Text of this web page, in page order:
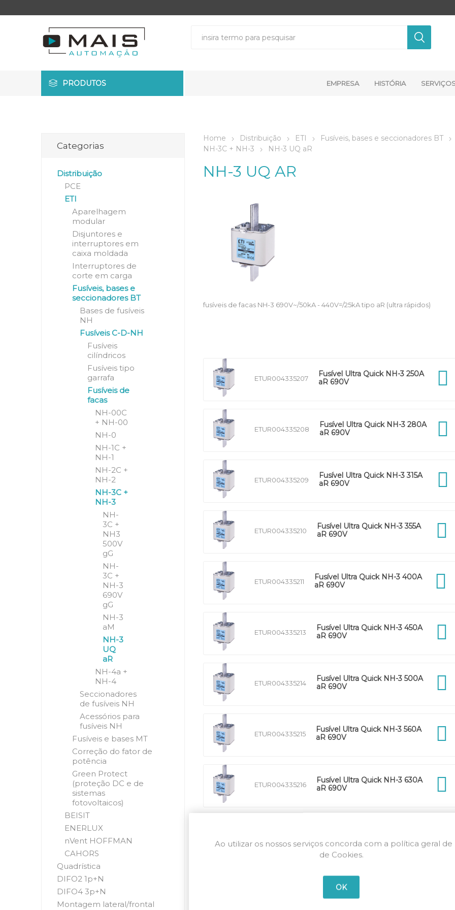
PRODUTOS EMPRESA HISTÓRIA
Home Distribuição ETI
Fusíveis, bases e seccionadores BT
NH-3C + NH-3
NH-3 UQ aR
NH-3 UQ AR
fusíveis de facas NH-3 690V~/50kA - 440V=/25kA tipo aR (ultra rápidos)
ETUR004335207
Fusível Ultra Quick NH-3 250A
aR 690V
ETUR004335208
Fusível Ultra Quick NH-3 280A
aR 690V
ETUR004335209
Fusível Ultra Quick NH-3 315A
aR 690V
ETUR004335210
Fusível Ultra Quick NH-3 355A
aR 690V
ETUR004335211
Fusível Ultra Quick NH-3 400A
aR 690V
ETUR004335213
Fusível Ultra Quick NH-3 450A
aR 690V
ETUR004335214
Fusível Ultra Quick NH-3 500A
aR 690V
ETUR004335215
Fusível Ultra Quick NH-3 560A
aR 690V
ETUR004335216
Fusível Ultra Quick NH-3 630A
aR 690V
Categorias
Distribuição
PCE
ETI
Aparelhagem
modular
Disjuntores e
interruptores em
caixa moldada
Interruptores de
corte em carga
Fusíveis, bases e
seccionadores BT
Bases de fusíveis
NH
Fusíveis C-D-NH
Fusíveis
cilíndricos
Fusíveis tipo
garrafa
Fusíveis de
facas
NH-00C
+ NH-00
NH-0
NH-1C +
NH-1
NH-2C +
NH-2
NH-3C +
NH-3
NH-
3C +
NH3
500V
gG
NH-
3C +
NH-3
690V
gG
NH-3
aM
NH-3
UQ
aR
NH-4a +
NH-4
Seccionadores
de fusíveis NH
Acessórios para
fusíveis NH
Fusíveis e bases MT
Correção do fator de
potência
Green Protect
(proteção DC e de
sistemas
fotovoltaicos)
BEISIT
ENERLUX
nVent HOFFMAN
CAHORS
Quadrística
DIFO2 1p+N
DIFO4 3p+N
Montagem lateral/frontal
Ao utilizar os nossos serviços concorda com a política geral de
de Cookies.
OK